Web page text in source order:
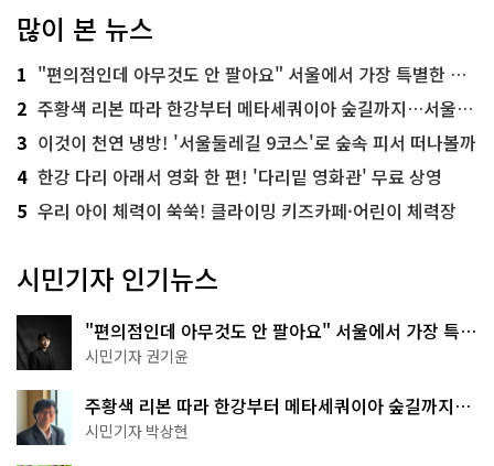
많이 본 뉴스
1 "편의점인데 아무것도 안 팔아요" 서울에서 가장 특별한 편의점의 정체
2 주황색 리본 따라 한강부터 메타세쿼이아 숲길까지…서울둘레길 15코스
3 이것이 천연 냉방! '서울둘레길 9코스'로 숲속 피서 떠나볼까
4 한강 다리 아래서 영화 한 편! '다리밑 영화관' 무료 상영
5 우리 아이 체력이 쑥쑥! 클라이밍 키즈카페·어린이 체력장
시민기자 인기뉴스
"편의점인데 아무것도 안 팔아요" 서울에서 가장 특별
한 편의점의 정체
시민기자 권기윤
주황색 리본 따라 한강부터 메타세쿼이아 숲길까지…
서울둘레길 15코스
시민기자 박상현